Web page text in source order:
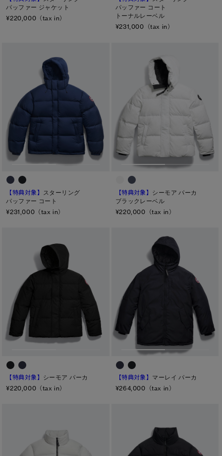
キャンセル
パッファー ジャケット
¥220,000（tax in）
パッファー コート
トーナルレーベル
¥231,000（tax in）
【特典対象】
スターリング
パッファー コート
¥231,000（tax in）
【特典対象】 シーモア パーカ
ブラックレーベル
¥220,000（tax in）
【特典対象】 シーモア パーカ
¥220,000（tax in）
【特典対象】 マーレイ パーカ
¥264,000（tax in）